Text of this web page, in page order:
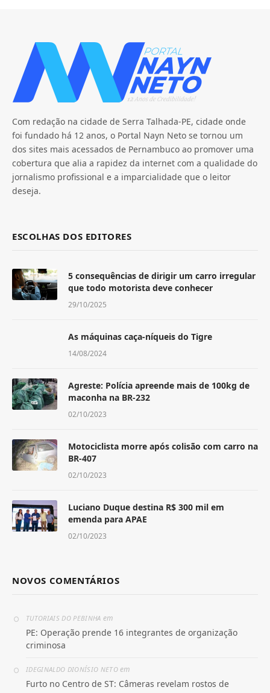
Com redação na cidade de Serra Talhada-PE, cidade onde
foi fundado há 12 anos, o Portal Nayn Neto se tornou um
dos sites mais acessados de Pernambuco ao promover uma
cobertura que alia a rapidez da internet com a qualidade do
jornalismo profissional e a imparcialidade que o leitor
deseja.
ESCOLHAS DOS EDITORES
5 consequências de dirigir um carro irregular
que todo motorista deve conhecer
29/10/2025
As máquinas caça-níqueis do Tigre
14/08/2024
Agreste: Polícia apreende mais de 100kg de
maconha na BR-232
02/10/2023
Motociclista morre após colisão com carro na
BR-407
02/10/2023
Luciano Duque destina R$ 300 mil em
emenda para APAE
02/10/2023
NOVOS COMENTÁRIOS
TUTORIAIS DO PEBINHA em
PE: Operação prende 16 integrantes de organização
criminosa
IDEGINALDO DIONÍSIO NETOem
Furto no Centro de ST: Câmeras revelam rostos de